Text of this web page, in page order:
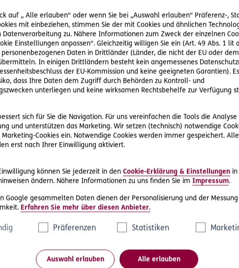
auf „ Alle erlauben“ oder wenn Sie bei „Auswahl erlauben“ Präferenz-,
mit einbeziehen, stimmen Sie der mit Cookies und ähnlichen
Datenverarbeitung zu. Nähere Informationen zum Zweck der einzelnen
Einstelllungen anpassen“. Gleichzeitig willigen Sie ein (Art. 49 Abs. 1 lit a
Daten in Drittländer (Länder, die nicht der EU oder dem
In einigen Drittländern besteht kein angemessenes
der EU-Kommission und keine geeigneten Garantien).
dass Ihre Daten dem Zugriff durch Behörden zu Kontroll- und
unterliegen und keine wirksamen Rechtsbehelfe zur Verfügung
sich für Sie die Navigation. Für uns vereinfachen die Tools die Analyse
und unterstützen das Marketing. Wir setzen (technisch) notwendige
Cookies ein. Notwendige Cookies werden immer gespeichert.
erst nach Ihrer Einwilligung aktiviert.
können Sie jederzeit in den Cookie-Erklärung & Einstellungen
ändern. Nähere Informationen zu uns finden Sie im Impressum.
Google gesammelten Daten dienen der Personalisierung und der
Erfahren Sie mehr über diesen Anbieter.
Präferenzen Statistiken
Auswahl erlauben Alle erlauben
#Frühling #Wohnung
Die Checkliste für den Frühjahrsputz
Der Frühling ist die beste Zeit für einen
Wohnungsputz. Mit der Frühjahrsputz-Checkliste
2025-
einer